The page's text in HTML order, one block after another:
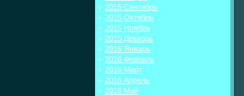
2015 Сентябрь
2015 Октябрь
2015 Ноябрь
2015 Декабрь
2016 Январь
2016 Февраль
2016 Март
2016 Апрель
2016 Май